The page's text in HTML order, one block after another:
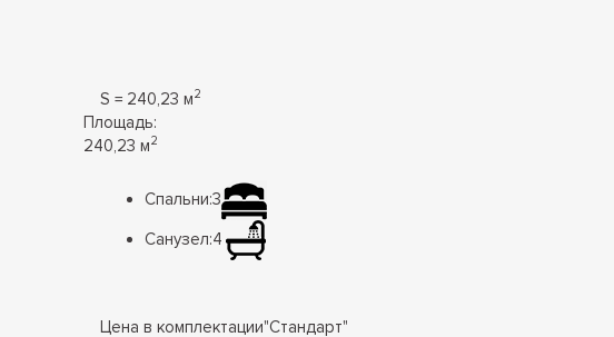
S = 240,23 м2
Площадь:
240,23 м2
Спальни:3
Санузел:4
Цена в комплектации"Стандарт"